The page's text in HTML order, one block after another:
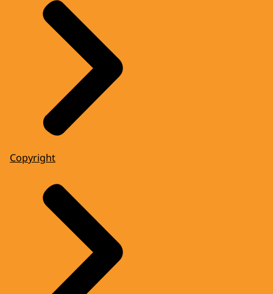
Copyright